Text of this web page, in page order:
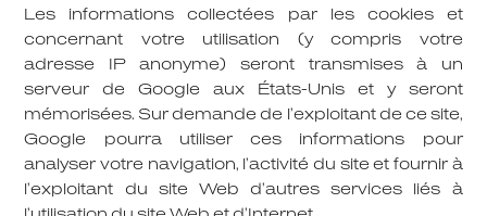
Les informations collectées par les cookies et
concernant votre utilisation (y compris votre
adresse IP anonyme) seront transmises à un
serveur de Google aux États-Unis et y seront
mémorisées. Sur demande de l’exploitant de ce site,
Google pourra utiliser ces informations pour
analyser votre navigation, l’activité du site et fournir à
l’exploitant du site Web d’autres services liés à